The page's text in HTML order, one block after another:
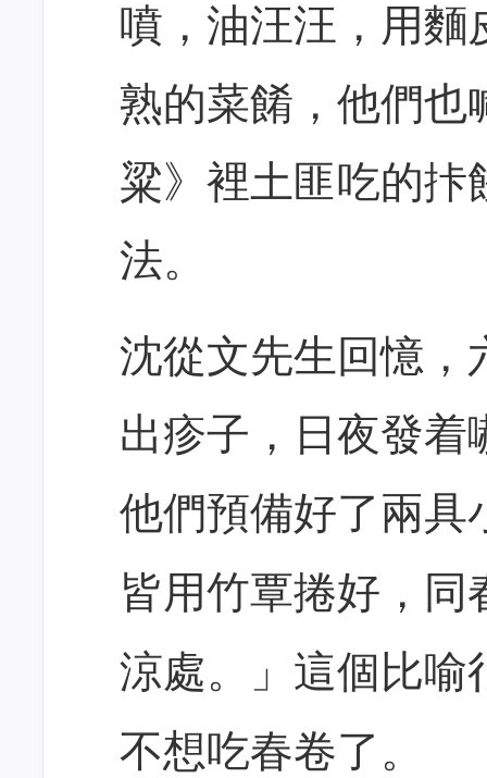
噴，油汪汪，用麵
熟的菜餚，他們也
粱》裡土匪吃的拤
法。
沈從文先生回憶，
出疹子，日夜發着
他們預備好了兩具
皆用竹覃捲好，
涼處。」這個比喻
不想吃春卷了。